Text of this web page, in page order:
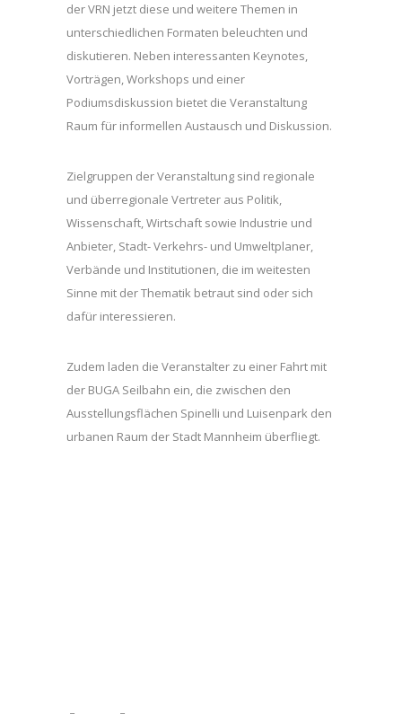
der VRN jetzt diese und weitere Themen in
unterschiedlichen Formaten beleuchten und
diskutieren. Neben interessanten Keynotes,
Vorträgen, Workshops und einer
Podiumsdiskussion bietet die Veranstaltung
Raum für informellen Austausch und Diskussion.
Zielgruppen der Veranstaltung sind regionale
und überregionale Vertreter aus Politik,
Wissenschaft, Wirtschaft sowie Industrie und
Anbieter, Stadt- Verkehrs- und Umweltplaner,
Verbände und Institutionen, die im weitesten
Sinne mit der Thematik betraut sind oder sich
dafür interessieren.
Zudem laden die Veranstalter zu einer Fahrt mit
der BUGA Seilbahn ein, die zwischen den
Ausstellungsflächen Spinelli und Luisenpark den
urbanen Raum der Stadt Mannheim überfliegt.